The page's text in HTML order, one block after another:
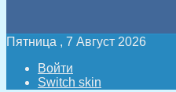
Пятница , 7 Август 2026
Войти
Switch skin